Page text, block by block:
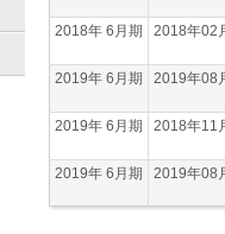
2018年 6月期 2018年02
2019年 6月期 2019年08
2019年 6月期 2018年11
2019年 6月期 2019年08